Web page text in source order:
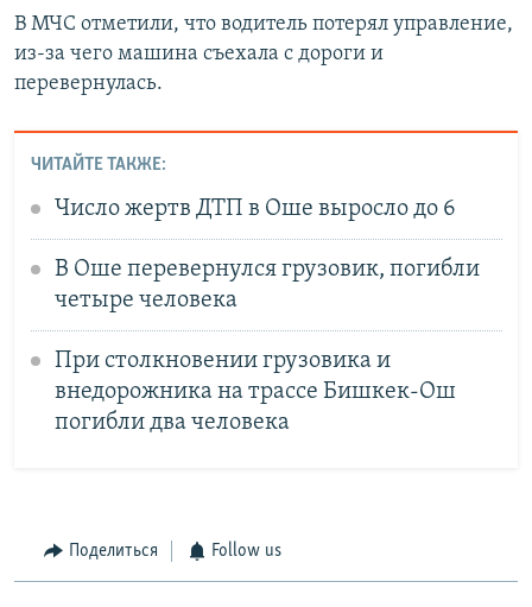
В МЧС отметили, что водитель потерял управление,
из-за чего машина съехала с дороги и
перевернулась.
ЧИТАЙТЕ ТАКЖЕ:
Число жертв ДТП в Оше выросло до 6
В Оше перевернулся грузовик, погибли
четыре человека
При столкновении грузовика и
внедорожника на трассе Бишкек-Ош
погибли два человека
Поделиться Follow us